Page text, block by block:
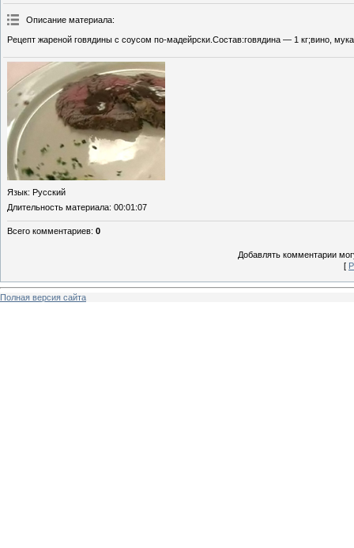
Описание материала:
Рецепт жареной говядины с соусом по-мадейрски.Состав:говядина — 1 кг;вино,
Язык: Русский
Длительность материала: 00:01:07
Всего комментариев: 0
Добавлять комментарии
[
Полная версия сайта